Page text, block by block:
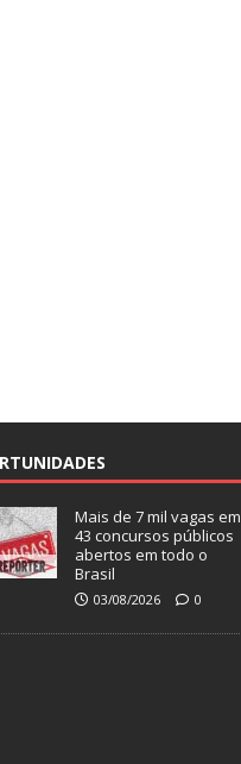
Mais de 7 mil vagas em
43 concursos públicos
abertos em todo o
Brasil
03/08/2026 0